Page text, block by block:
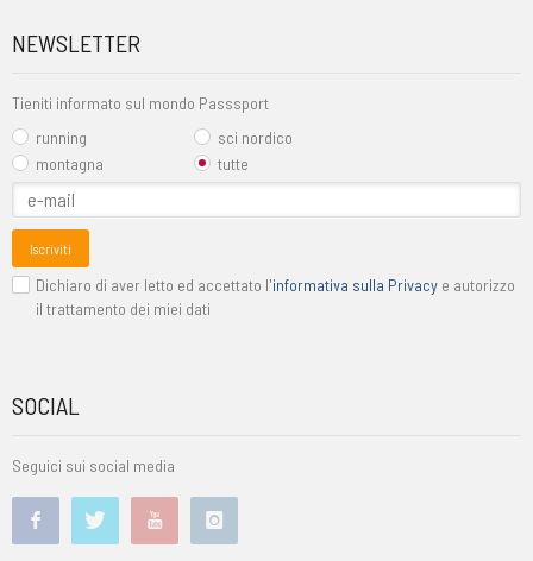
NEWSLETTER
Tieniti informato sul mondo Passsport
running
sci nordico
montagna
tutte
Iscriviti
Dichiaro di aver letto ed accettato l'informativa sulla Privacy e autorizzo
il trattamento dei miei dati
SOCIAL
Seguici sui social media